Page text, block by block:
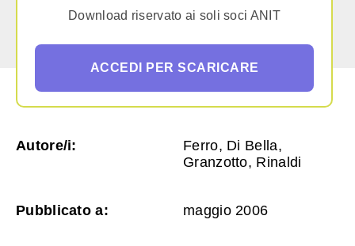
Download riservato ai soli soci ANIT
ACCEDI PER SCARICARE
Autore/i:
Ferro, Di Bella,
Granzotto, Rinaldi
Pubblicato a: maggio 2006